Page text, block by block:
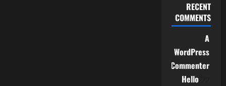
RECENT
COMMENTS
A
WordPress
Commenter
Hello